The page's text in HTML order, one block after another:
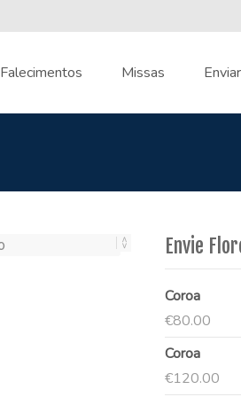
Falecimentos Missas
Envie
Coroa
€80.00
Coroa
€120.00